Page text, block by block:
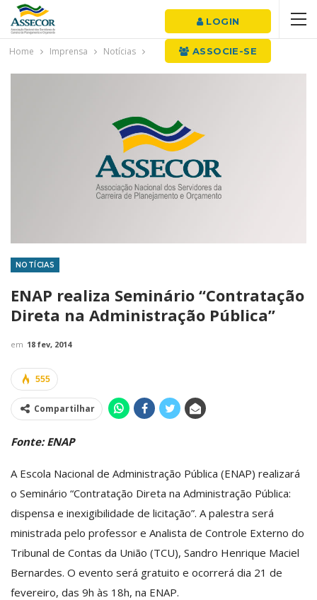
LOGIN
ASSOCIE-SE
Home Imprensa Notícias
NOTÍCIAS
ENAP realiza Seminário “Contratação
Direta na Administração Pública”
em 18 fev, 2014
555
Compartilhar
Fonte: ENAP
A Escola Nacional de Administração Pública (ENAP) realizará
o Seminário “Contratação Direta na Administração Pública:
dispensa e inexigibilidade de licitação”. A palestra será
ministrada pelo professor e Analista de Controle Externo do
Tribunal de Contas da União (TCU), Sandro Henrique Maciel
Bernardes. O evento será gratuito e ocorrerá dia 21 de
fevereiro, das 9h às 18h, na ENAP.